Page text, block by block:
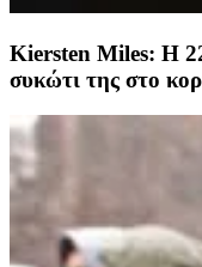
Κiersten Miles: H
συκώτι της στο